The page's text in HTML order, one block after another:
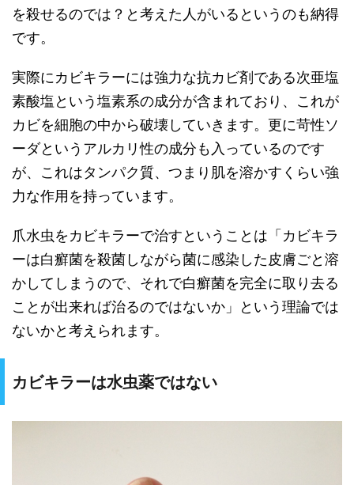
を殺せるのでは？と考えた人がいるというのも納得
です。
実際にカビキラーには強力な抗カビ剤である次亜塩
素酸塩という塩素系の成分が含まれており、これが
カビを細胞の中から破壊していきます。更に苛性ソ
ーダというアルカリ性の成分も入っているのです
が、これはタンパク質、つまり肌を溶かすくらい強
力な作用を持っています。
爪水虫をカビキラーで治すということは「カビキラ
ーは白癬菌を殺菌しながら菌に感染した皮膚ごと溶
かしてしまうので、それで白癬菌を完全に取り去る
ことが出来れば治るのではないか」という理論では
ないかと考えられます。
カビキラーは水虫薬ではない